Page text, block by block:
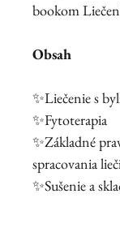
bookom
Obsah
✨Liečenie s
✨Fytoterapia
✨Základné
spracovania
✨Sušenie a